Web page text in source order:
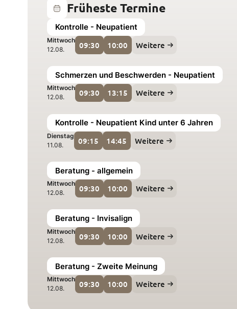
Früheste Termine
Kontrolle - Neupatient
Mittwoch
12.08.
09:30 10:00 Weitere
Schmerzen und Beschwerden - Neupatient
Mittwoch
12.08.
09:30 13:15 Weitere
Kontrolle - Neupatient Kind unter 6 Jahren
Dienstag
11.08.
09:15 14:45 Weitere
Beratung - allgemein
Mittwoch
12.08.
09:30 10:00 Weitere
Beratung - Invisalign
Mittwoch
12.08.
09:30 10:00 Weitere
Beratung - Zweite Meinung
Mittwoch
12.08.
09:30 10:00 Weitere